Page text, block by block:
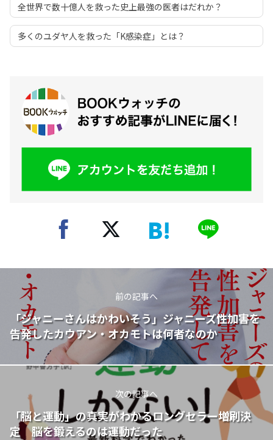
全世界で数十億人を救った史上最強の医者はだれか？
多くのユダヤ人を救った「K感染症」とは？
前の記事へ
「ジャニーさんはかわいそう」ジャニーズ性加害を
告発したカウアン・オカモトは何者なのか
次の記事へ
「脳と運動」の真実がわかるロングセラー増刷決
定 脳を鍛えるのは運動だった